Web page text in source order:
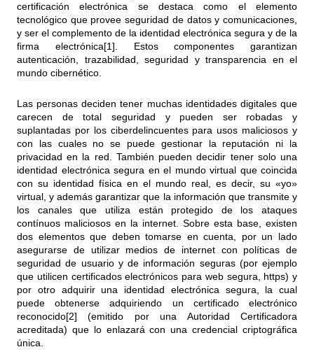
certificación electrónica se destaca como el elemento
tecnológico que provee seguridad de datos y comunicaciones,
y ser el complemento de la identidad electrónica segura y de la
firma electrónica[1]. Estos componentes garantizan
autenticación, trazabilidad, seguridad y transparencia en el
mundo cibernético.
Las personas deciden tener muchas identidades digitales que
carecen de total seguridad y pueden ser robadas y
suplantadas por los ciberdelincuentes para usos maliciosos y
con las cuales no se puede gestionar la reputación ni la
privacidad en la red. También pueden decidir tener solo una
identidad electrónica segura en el mundo virtual que coincida
con su identidad física en el mundo real, es decir, su «yo»
virtual, y además garantizar que la información que transmite y
los canales que utiliza están protegido de los ataques
contínuos maliciosos en la internet. Sobre esta base, existen
dos elementos que deben tomarse en cuenta, por un lado
asegurarse de utilizar medios de internet con políticas de
seguridad de usuario y de información seguras (por ejemplo
que utilicen certificados electrónicos para web segura, https) y
por otro adquirir una identidad electrónica segura, la cual
puede obtenerse adquiriendo un certificado electrónico
reconocido[2] (emitido por una Autoridad Certificadora
acreditada) que lo enlazará con una credencial criptográfica
única.